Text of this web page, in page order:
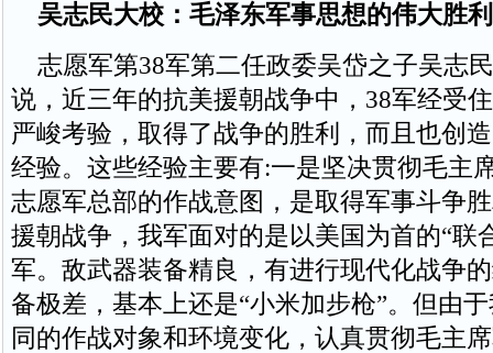
吴志民大校：毛泽东军事思想的伟大胜利
志愿军第38军第二任政委吴岱之子吴志
说，近三年的抗美援朝战争中，38军经受
严峻考验，取得了战争的胜利，而且也创
经验。这些经验主要有:一是坚决贯彻毛主
志愿军总部的作战意图，是取得军事斗争
援朝战争，我军面对的是以美国为首的“联
军。敌武器装备精良，有进行现代化战争
备极差，基本上还是“小米加步枪”。但由
同的作战对象和环境变化，认真贯彻毛主